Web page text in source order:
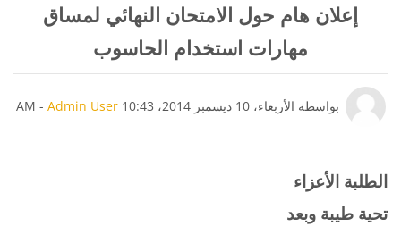
إعلان هام حول الامتحان النهائي لمساق
مهارات استخدام الحاسوب
الطلبة الأعزاء
تحية طيبة وبعد
بواسطة الأربعاء، 10 ديسمبر 2014، 10:43 AM - Admin User عدد الردود: 0